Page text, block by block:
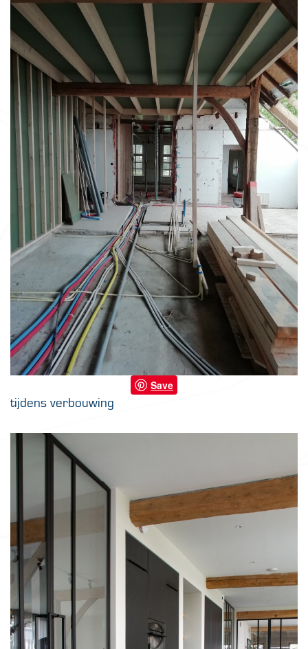
Save
tijdens verbouwing